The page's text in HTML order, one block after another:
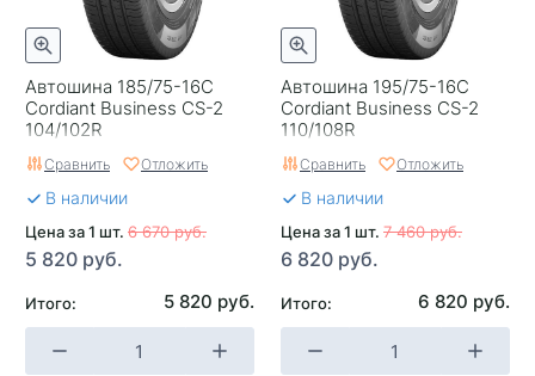
Автошина 185/75-16C
Cordiant Business CS-2
104/102R
Сравнить Отложить
В наличии
Цена за 1 шт. 6 670 руб.
5 820 руб.
Итого: 5 820 руб.
Автошина 195/75-16C
Cordiant Business CS-2
110/108R
Сравнить Отложить
В наличии
Цена за 1 шт. 7 460 руб.
6 820 руб.
Итого: 6 820 руб.